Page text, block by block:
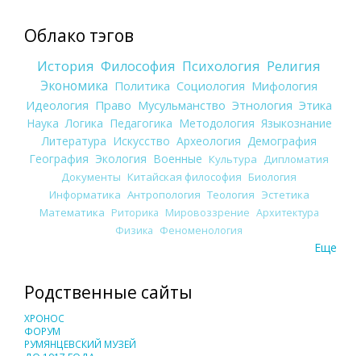
Облако тэгов
История Философия Психология Религия
Экономика Политика Социология Мифология
Идеология Право Мусульманство Этнология Этика
Наука Логика Педагогика Методология Языкознание
Литература Искусство Археология Демография
География Экология Военные Культура
Дипломатия
Документы Китайская философия Биология
Информатика Антропология Теология Эстетика
Математика Риторика Мировоззрение Архитектура
Физика Феноменология
Еще
Родственные сайты
ХРОНОС
ФОРУМ
РУМЯНЦЕВСКИЙ МУЗЕЙ